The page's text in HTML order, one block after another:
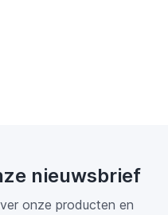
nieuwsbrief
onze producten en